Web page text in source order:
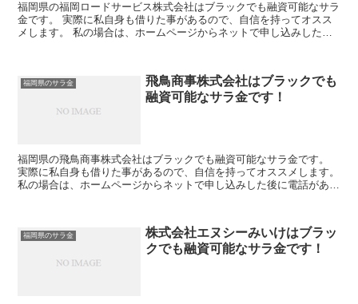
福岡県の福岡ロードサービス株式会社はブラックでも融資可能なサラ
金です。 実際に私自身も借りた事があるので、自信を持ってオスス
メします。 私の場合は、ホームページからネットで申し込みした後
福岡県のサラ金
飛鳥商事株式会社はブラックでも
融資可能なサラ金です！
福岡県の飛鳥商事株式会社はブラックでも融資可能なサラ金です。
実際に私自身も借りた事があるので、自信を持ってオススメします。
私の場合は、ホームページからネットで申し込みした後に電話があ
福岡県のサラ金
株式会社エヌシーみいけはブラッ
クでも融資可能なサラ金です！